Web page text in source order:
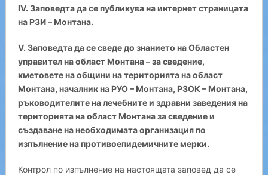
IV. Заповедта да се публикува на интернет страницата
на РЗИ – Монтана.
V. Заповедта да се сведе до знанието на Областен
управител на област Монтана – за сведение,
кметовете на общини на територията на област
Монтана, началник на РУО – Монтана, РЗОК – Монтана,
ръководителите на лечебните и здравни заведения на
територията на област Монтана за сведение и
създаване на необходимата организация по
изпълнение на противоепидемичните мерки.
Контрол по изпълнение на настоящата заповед да се